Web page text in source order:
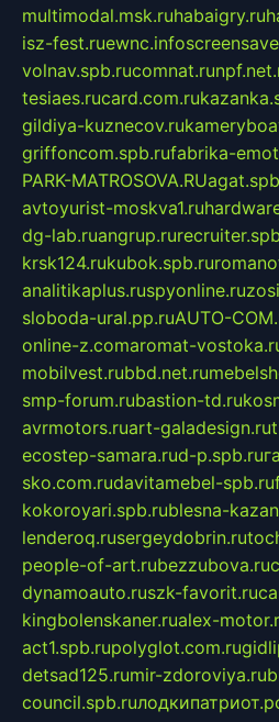
multimodal.msk.ruhabaigry.ru
isz-fest.ruewnc.info
volnav.spb.rucomnat.ru
tesiaes.rucard.com.ru
gildiya-kuznecov.ru
griffoncom.spb.rufabrika-
PARK-MATROSOVA.RU
avtoyurist-moskva1.ru
dg-lab.ruangrup.ru
krsk124.rukubok.spb.ru
analitikaplus.ruspyonline.ru
sloboda-ural.pp.ruAUTO-
online-z.comaromat-
mobilvest.rubbd.net.ru
smp-forum.rubastion-td.ru
avrmotors.ruart-galadesign.ru
ecostep-samara.rud-p.spb.ru
sko.com.rudavitamebel-spb.ru
kokoroyari.spb.rublesna-
lenderoq.rusergeydobrin.ru
people-of-art.rubezzubova.ru
dynamoauto.ruszk-favorit.ru
kingbolenskaner.rualex-
act1.spb.rupolyglot.com.ru
detsad125.rumir-zdoroviya.ru
council.spb.ru